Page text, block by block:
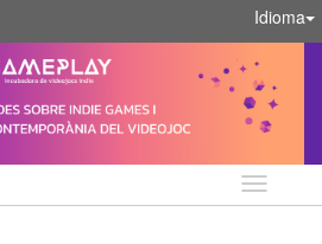
Idioma
Idioma